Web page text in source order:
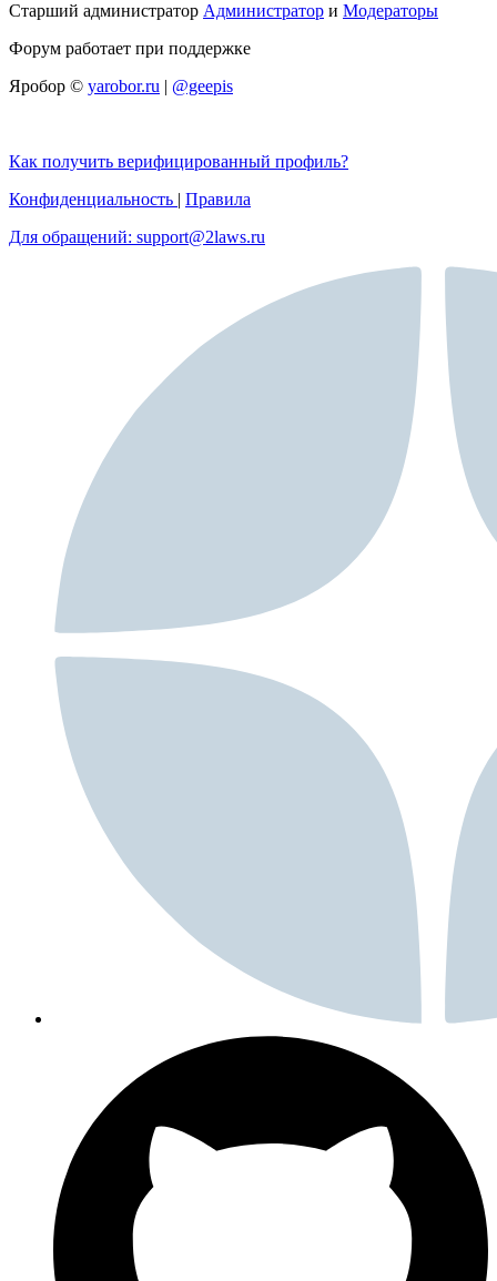
Старший администратор Администратор и Модераторы
Форум работает при поддержке
Яробор © yarobor.ru | @geepis
Как получить верифицированный профиль?
Конфиденциальность | Правила
Для обращений: support@2laws.ru